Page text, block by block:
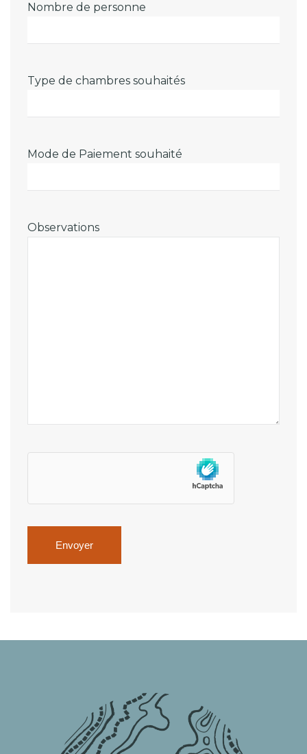
Nombre de personne
Type de chambres souhaités
Mode de Paiement souhaité
Observations